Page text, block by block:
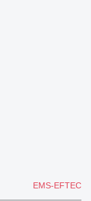
EMS-EFTEC